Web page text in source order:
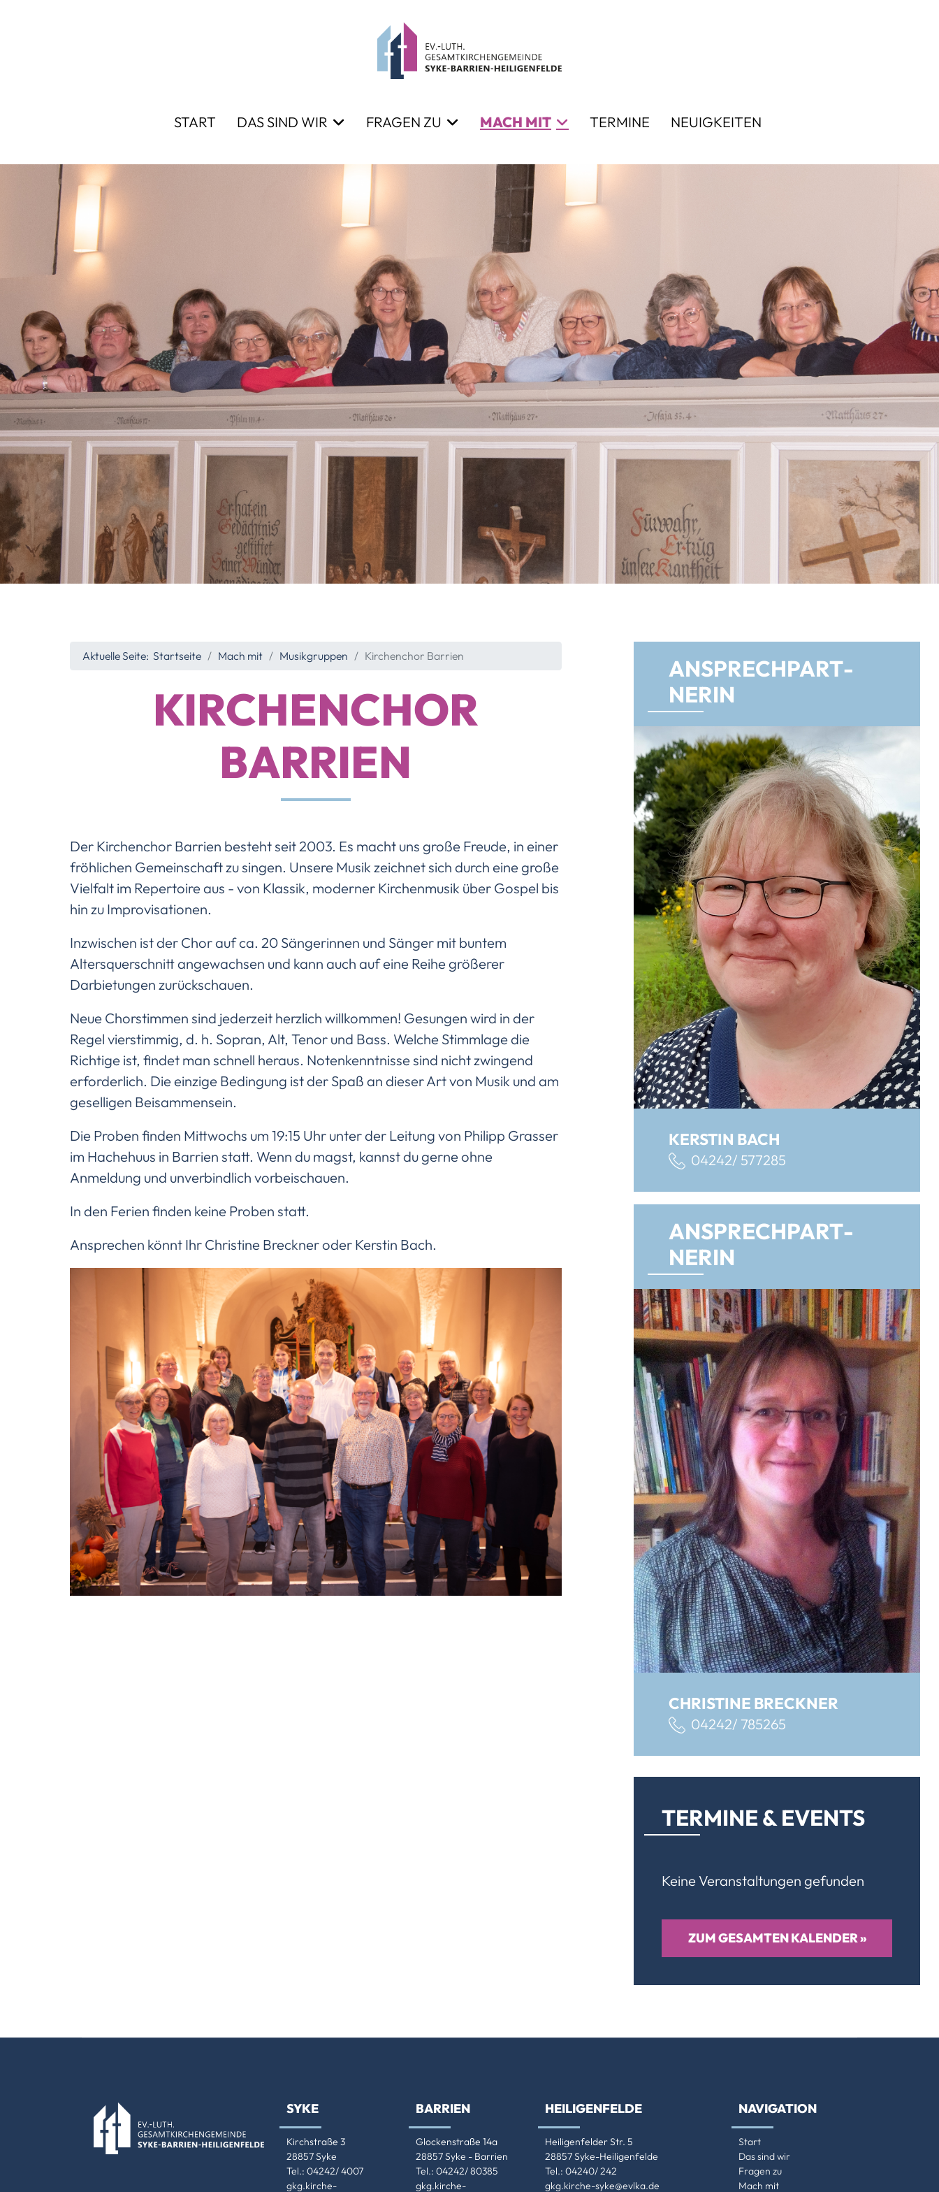
START DAS SIND WIR FRAGEN ZU MACH MIT TERMINE NEUIGKEITEN
Aktuelle Seite:Startseite Mach mit Musikgruppen Kirchenchor Barrien
KIRCHENCHOR
BARRIEN
Der Kirchenchor Barrien besteht seit 2003. Es macht uns große Freude, in einer
fröhlichen Gemeinschaft zu singen. Unsere Musik zeichnet sich durch eine große
Vielfalt im Repertoire aus - von Klassik, moderner Kirchenmusik über Gospel bis
hin zu Improvisationen.
Inzwischen ist der Chor auf ca. 20 Sängerinnen und Sänger mit buntem
Altersquerschnitt angewachsen und kann auch auf eine Reihe größerer
Darbietungen zurückschauen.
Neue Chorstimmen sind jederzeit herzlich willkommen! Gesungen wird in der
Regel vierstimmig, d. h. Sopran, Alt, Tenor und Bass. Welche Stimmlage die
Richtige ist, findet man schnell heraus. Notenkenntnisse sind nicht zwingend
erforderlich. Die einzige Bedingung ist der Spaß an dieser Art von Musik und am
geselligen Beisammensein.
Die Proben finden Mittwochs um 19:15 Uhr unter der Leitung von Philipp Grasser
im Hachehuus in Barrien statt. Wenn du magst, kannst du gerne ohne
Anmeldung und unverbindlich vorbeischauen.
In den Ferien finden keine Proben statt.
Ansprechen könnt Ihr Christine Breckner oder Kerstin Bach.
AN­SPRECH­PART­
NERIN
KERSTIN BACH
04242/ 577285
AN­SPRECH­PART­
NERIN
CHRISTINE BRECKNER
04242/ 785265
TERMINE & EVENTS
Keine Veranstaltungen gefunden
ZUM GESAMTEN KALENDER »
SYKE
Kirchstraße 3
28857 Syke
Tel.: 04242/ 4007
gkg.kirche-
BARRIEN
Glockenstraße 14a
28857 Syke - Barrien
Tel.: 04242/ 80385
gkg.kirche-
HEILIGENFELDE
Heiligenfelder Str. 5
28857 Syke-Heiligenfelde
Tel.: 04240/ 242
gkg.kirche-syke@evlka.de
NAVIGATION
Start
Das sind wir
Fragen zu
Mach mit